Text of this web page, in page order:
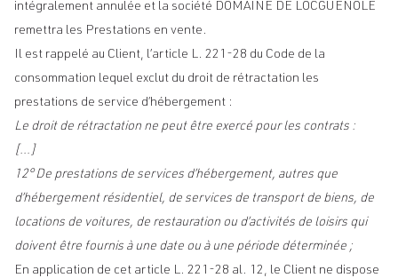
intégralement annulée et la société DOMAINE DE LOCGUÉNOLÉ
remettra les Prestations en vente.
Il est rappelé au Client, l’article L. 221-28 du Code de la
consommation lequel exclut du droit de rétractation les
prestations de service d’hébergement :
Le droit de rétractation ne peut être exercé pour les contrats :
[…]
12° De prestations de services d’hébergement, autres que
d’hébergement résidentiel, de services de transport de biens, de
locations de voitures, de restauration ou d’activités de loisirs qui
doivent être fournis à une date ou à une période déterminée ;
En application de cet article L. 221-28 al. 12, le Client ne dispose